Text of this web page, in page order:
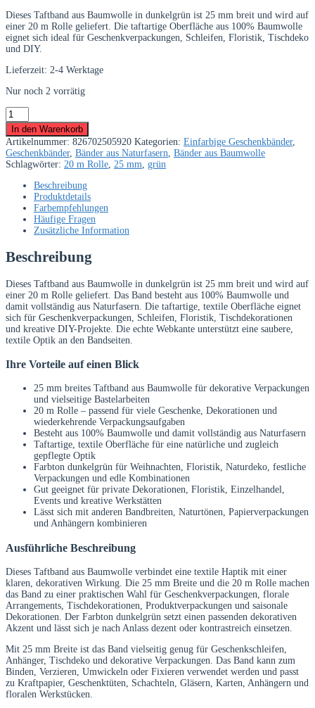
Dieses Taftband aus Baumwolle in dunkelgrün ist 25 mm breit und wird auf
einer 20 m Rolle geliefert. Die taftartige Oberfläche aus 100% Baumwolle
eignet sich ideal für Geschenkverpackungen, Schleifen, Floristik, Tischdeko
und DIY.
Lieferzeit: 2-4 Werktage
Nur noch 2 vorrätig
Taftband
aus
Baumwolle
dunkelgrün
25
mm
Rolle
Menge
In den Warenkorb
Artikelnummer: 826702505920 Kategorien: Einfarbige Geschenkbänder,
Geschenkbänder, Bänder aus Naturfasern Bänder aus Baumwolle
Schlagwörter: 20 m Rolle 25 mm grün
Beschreibung
Produktdetails
Farbempfehlungen
Häufige Fragen
Zusätzliche Information
Beschreibung
Dieses Taftband aus Baumwolle in dunkelgrün ist 25 mm breit und wird auf
einer 20 m Rolle geliefert. Das Band besteht aus 100% Baumwolle und
damit vollständig aus Naturfasern. Die taftartige, textile Oberfläche eignet
sich für Geschenkverpackungen, Schleifen, Floristik, Tischdekorationen
und kreative DIY-Projekte. Die echte Webkante unterstützt eine saubere,
textile Optik an den Bandseiten.
Ihre Vorteile auf einen Blick
25 mm breites Taftband aus Baumwolle für dekorative Verpackungen
und vielseitige Bastelarbeiten
20 m Rolle – passend für viele Geschenke, Dekorationen und
wiederkehrende Verpackungsaufgaben
Besteht aus 100% Baumwolle und damit vollständig aus Naturfasern
Taftartige, textile Oberfläche für eine natürliche und zugleich
gepflegte Optik
Farbton dunkelgrün für Weihnachten, Floristik, Naturdeko, festliche
Verpackungen und edle Kombinationen
Gut geeignet für private Dekorationen, Floristik, Einzelhandel,
Events und kreative Werkstätten
Lässt sich mit anderen Bandbreiten, Naturtönen, Papierverpackungen
und Anhängern kombinieren
Ausführliche Beschreibung
Dieses Taftband aus Baumwolle verbindet eine textile Haptik mit einer
klaren, dekorativen Wirkung. Die 25 mm Breite und die 20 m Rolle machen
das Band zu einer praktischen Wahl für Geschenkverpackungen, florale
Arrangements, Tischdekorationen, Produktverpackungen und saisonale
Dekorationen. Der Farbton dunkelgrün setzt einen passenden dekorativen
Akzent und lässt sich je nach Anlass dezent oder kontrastreich einsetzen.
Mit 25 mm Breite ist das Band vielseitig genug für Geschenkschleifen,
Anhänger, Tischdeko und dekorative Verpackungen. Das Band kann zum
Binden, Verzieren, Umwickeln oder Fixieren verwendet werden und passt
zu Kraftpapier, Geschenktüten, Schachteln, Gläsern, Karten, Anhängern und
floralen Werkstücken.